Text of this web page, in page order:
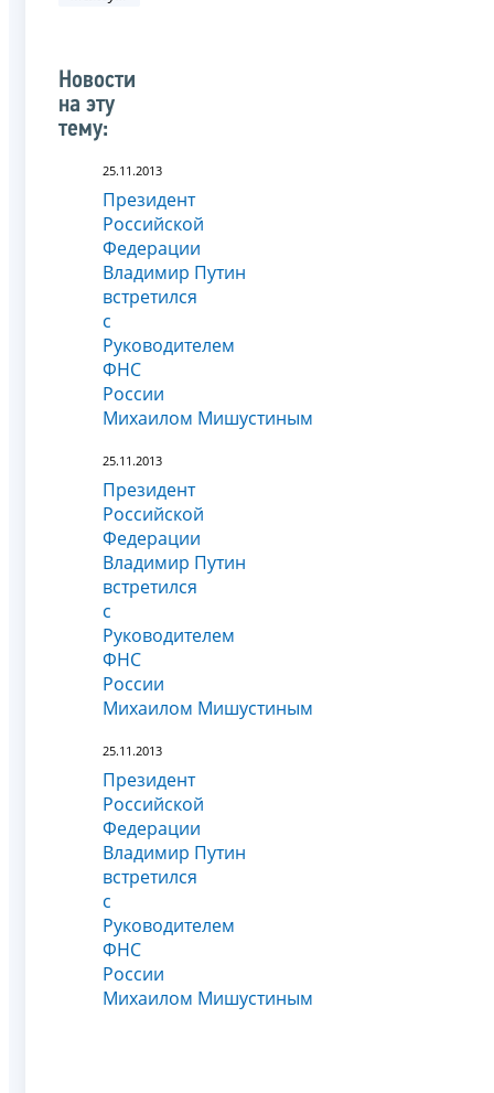
Новости
на эту
тему:
25.11.2013
Президент
Российской
Федерации
Владимир Путин
встретился
с
Руководителем
ФНС
России
Михаилом Мишустиным
25.11.2013
Президент
Российской
Федерации
Владимир Путин
встретился
с
Руководителем
ФНС
России
Михаилом Мишустиным
25.11.2013
Президент
Российской
Федерации
Владимир Путин
встретился
с
Руководителем
ФНС
России
Михаилом Мишустиным